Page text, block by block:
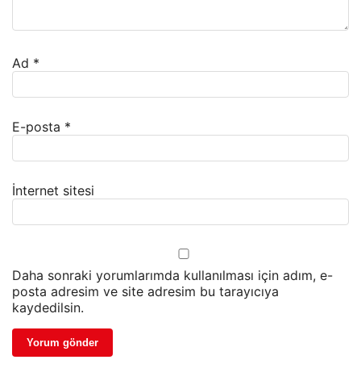
Ad *
E-posta *
İnternet sitesi
Daha sonraki yorumlarımda kullanılması için adım, e-
posta adresim ve site adresim bu tarayıcıya
kaydedilsin.